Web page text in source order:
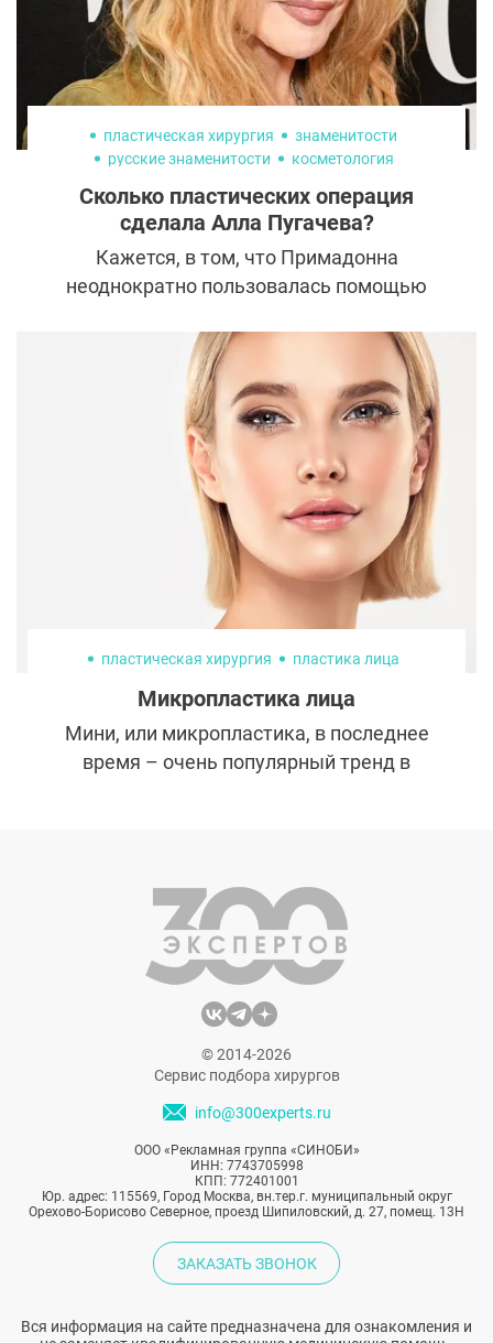
пластическая хирургия
знаменитости
русские знаменитости
косметология
Сколько пластических операция
сделала Алла Пугачева?
Кажется, в том, что Примадонна
неоднократно пользовалась помощью
не сомневается. Однако мало кто может
представить, сколько раз и что именно она
с собой делала. Рассказываем о том,
какие операции помогли Алле Пугачевой
так роскошно выглядеть в 71 год.
пластическая хирургия пластика лица
Микропластика лица
Мини, или микропластика, в последнее
время – очень популярный тренд в
изменений, и затем кардинально
омолаживаться, становится все меньше.
Все популярнее становятся процедуры
одной зоны.
© 2014-2026
Сервис подбора хирургов
info@300experts.ru
ООО «Рекламная группа «СИНОБИ»
ИНН: 7743705998
КПП: 772401001
Юр. адрес: 115569, Город Москва, вн.тер.г. муниципальный округ
Орехово-Борисово Северное, проезд Шипиловский, д. 27, помещ. 13Н
ЗАКАЗАТЬ ЗВОНОК
Вся информация на сайте предназначена для ознакомления и